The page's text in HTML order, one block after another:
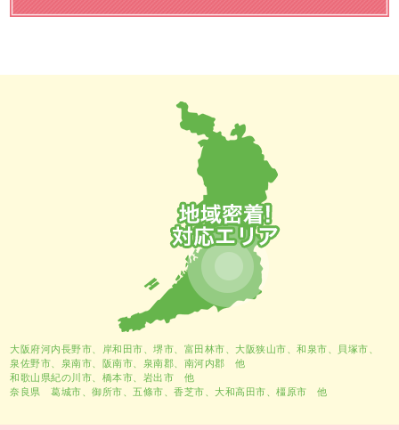
大阪府河内長野市、 岸和田市、堺市、富田林市、大阪狭山市、和泉市、貝塚市、
泉佐野市、泉南市、阪南市、泉南郡、南河内郡 他
和歌山県紀の川市、橋本市、岩出市 他
奈良県 葛城市、御所市、五條市、香芝市、大和高田市、橿原市 他